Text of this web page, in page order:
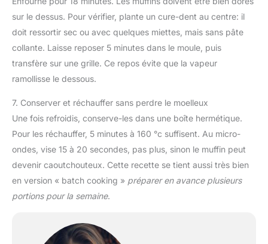
sur le dessus. Pour vérifier, plante un cure-dent au centre: il
doit ressortir sec ou avec quelques miettes, mais sans pâte
collante. Laisse reposer 5 minutes dans le moule, puis
transfère sur une grille. Ce repos évite que la vapeur
ramollisse le dessous.
7. Conserver et réchauffer sans perdre le moelleux
Une fois refroidis, conserve-les dans une boîte hermétique.
Pour les réchauffer, 5 minutes à 160 °c suffisent. Au micro-
ondes, vise 15 à 20 secondes, pas plus, sinon le muffin peut
devenir caoutchouteux. Cette recette se tient aussi très bien
en version « batch cooking » préparer en avance plusieurs
portions pour la semaine.